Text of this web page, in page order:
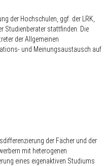
der Hochschulen, ggf. der LRK,
Studienberater stattfinden. Die
der Allgemeinen
und Meinungsaustausch auf
der Fächer und der
mit heterogenen
eines eigenaktiven Studiums